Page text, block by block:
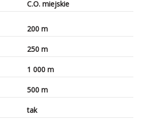
C.O. miejskie
200 m
250 m
1 000 m
500 m
tak